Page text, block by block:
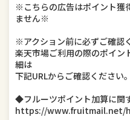
テレビゲーム
楽器・音響機器
美容・コスメ・香水
医薬品・コンタクト・介護
※こちらの広告はポイント獲
ません※
※アクション前に必ずご確認
楽天市場ご利用の際のポイン
細は
下記URLからご確認ください。
◆フルーツポイント加算に関
https://